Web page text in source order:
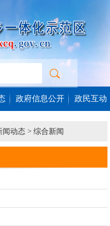
政府信息公开 政民互动
闻动态 > 综合新闻